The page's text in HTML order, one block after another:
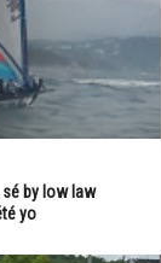
sé by low law
yo